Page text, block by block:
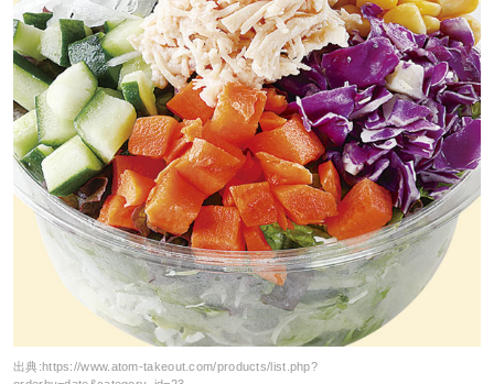
出典:https://www.atom-takeout.com/products/list.php?